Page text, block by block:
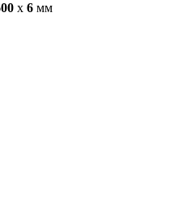
x 6 мм